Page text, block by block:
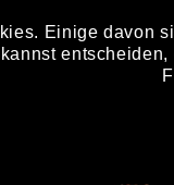
Einige davon